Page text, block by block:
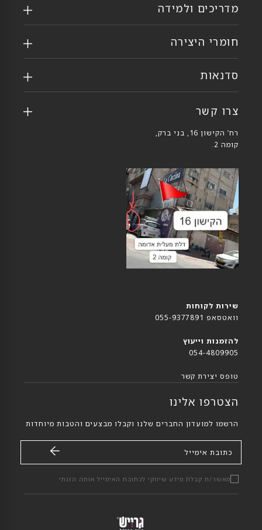
מדריכים ולמידה
חומרי היצירה
סדנאות
צרו קשר
רח’ הקישון 16, בני ברק,
קומה 2.
שירות לקוחות
וואטסאפ 055-9377891
להזמנות וייעוץ
054-4809905
טופס יצירת קשר
הצטרפו אלינו
הרשמו למועדון החברים שלנו וקבלו מבצעים והטבות מיוחדות
כתובת אימייל
מאשר/ת קבלת מידע שיווקי לכתובת האימייל אותה הזנתי